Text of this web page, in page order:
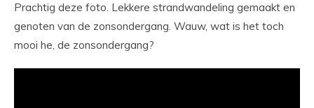
Prachtig deze foto. Lekkere strandwandeling gemaakt en
genoten van de zonsondergang. Wauw, wat is het toch
mooi he, de zonsondergang?